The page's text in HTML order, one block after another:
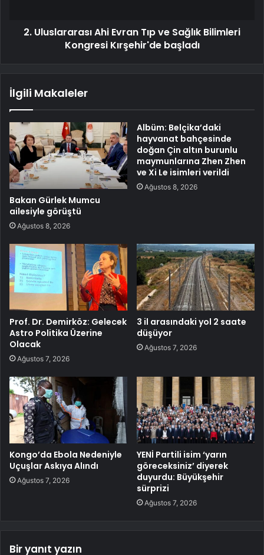
2. Uluslararası Ahi Evran Tıp ve Sağlık Bilimleri
Kongresi Kırşehir'de başladı
İlgili Makaleler
Bakan Gürlek Mumcu
ailesiyle görüştü
Ağustos 8, 2026
Albüm: Belçika’daki
hayvanat bahçesinde
doğan Çin altın burunlu
maymunlarına Zhen Zhen
ve Xi Le isimleri verildi
Ağustos 8, 2026
Prof. Dr. Demirköz: Gelecek
Astro Politika Üzerine
Olacak
Ağustos 7, 2026
3 il arasındaki yol 2 saate
düşüyor
Ağustos 7, 2026
Kongo’da Ebola Nedeniyle
Uçuşlar Askıya Alındı
Ağustos 7, 2026
YENİ Partili isim ‘yarın
göreceksiniz’ diyerek
duyurdu: Büyükşehir
sürprizi
Ağustos 7, 2026
Bir yanıt yazın